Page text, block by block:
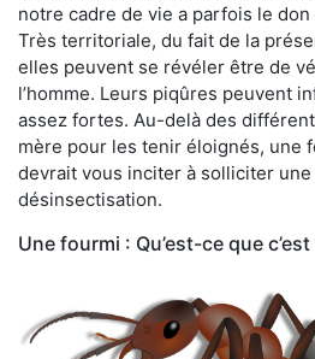
notre cadre de vie a parfois le don
Très territoriale, du fait de la
elles peuvent se révéler être de
l’homme. Leurs piqûres peuvent
assez fortes. Au-delà des
mère pour les tenir éloignés, une
devrait vous inciter à solliciter une
désinsectisation.
Une fourmi : Qu’est-ce que c’est